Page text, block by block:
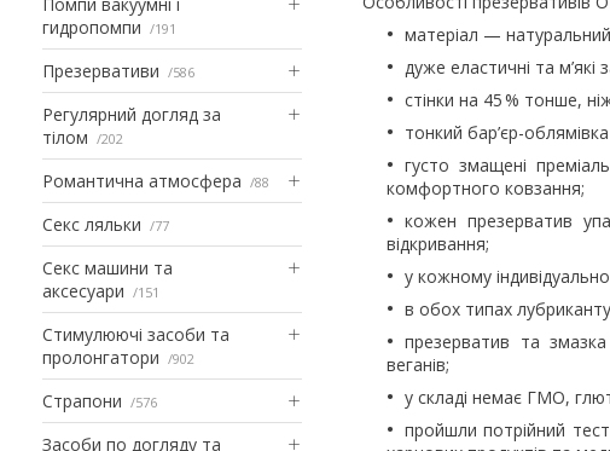
гидропомпи
191
Презервативи 586
Регулярний догляд за
тілом
202
Романтична атмосфера 88
Секс ляльки 77
Секс машини та
аксесуари
151
Стимулюючі засоби та
пролонгатори
902
Страпони 576
Засоби по догляду та
матеріал —
дуже еластичні та м’які
стінки на 45 % тонше,
тонкий бар’єр-
густо змащені
комфортного ковзання;
кожен презерватив
відкривання;
у кожному
в обох типах
презерватив та
веганів;
у складі немає ГМО,
пройшли потрійний